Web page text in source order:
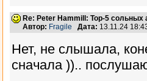
Re: Peter Hammill: Top-5 сольных
Автор: Fragile Дата: 13.11.24
Нет, не слышала,
сначала ))..